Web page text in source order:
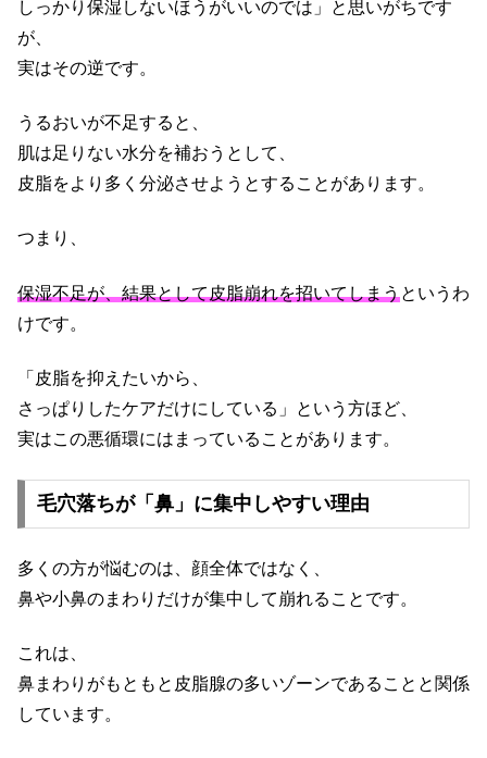
しっかり保湿しないほうがいいのでは」と思いがちです
が、
実はその逆です。
うるおいが不足すると、
肌は足りない水分を補おうとして、
皮脂をより多く分泌させようとすることがあります。
つまり、
保湿不足が、結果として皮脂崩れを招いてしまうというわ
けです。
「皮脂を抑えたいから、
さっぱりしたケアだけにしている」という方ほど、
実はこの悪循環にはまっていることがあります。
毛穴落ちが「鼻」に集中しやすい理由
多くの方が悩むのは、顔全体ではなく、
鼻や小鼻のまわりだけが集中して崩れることです。
これは、
鼻まわりがもともと皮脂腺の多いゾーンであることと関係
しています。